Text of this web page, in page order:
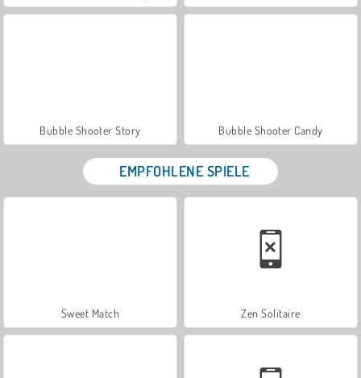
Bubble Shooter Story Bubble Shooter Candy
EMPFOHLENE SPIELE
Sweet Match Zen Solitaire